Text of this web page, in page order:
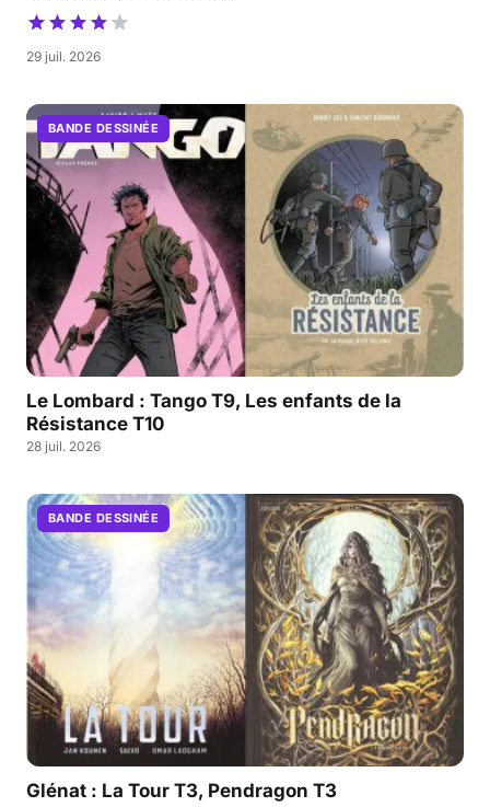
29 juil. 2026
BANDE DESSINÉE
Le Lombard : Tango T9, Les enfants de la
Résistance T10
28 juil. 2026
BANDE DESSINÉE
Glénat : La Tour T3, Pendragon T3